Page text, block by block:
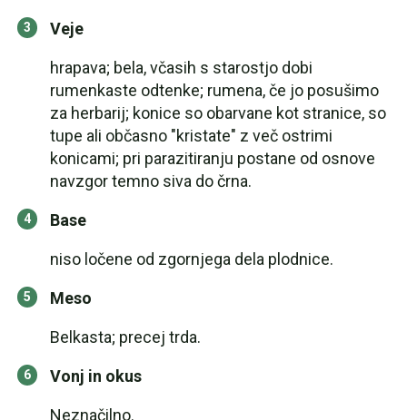
Veje
hrapava; bela, včasih s starostjo dobi
rumenkaste odtenke; rumena, če jo posušimo
za herbarij; konice so obarvane kot stranice, so
tupe ali občasno "kristate" z več ostrimi
konicami; pri parazitiranju postane od osnove
navzgor temno siva do črna.
Base
niso ločene od zgornjega dela plodnice.
Meso
Belkasta; precej trda.
Vonj in okus
Neznačilno.